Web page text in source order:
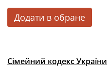
Додати в обране
Сімейний кодекс України